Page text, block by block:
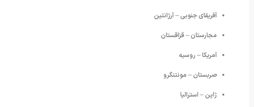
آفریقای جنوبی – آرژانتین
مجارستان – قزاقستان
آمریکا – روسیه
صربستان – مونتنگرو
ژاپن – استرالیا